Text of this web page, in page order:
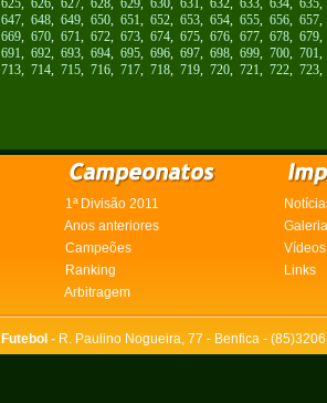
625, 626, 627, 628, 629, 630, 631, 632, 633, 634, 635
647, 648, 649, 650, 651, 652, 653, 654, 655, 656, 657
669, 670, 671, 672, 673, 674, 675, 676, 677, 678, 679
691, 692, 693, 694, 695, 696, 697, 698, 699, 700, 701
713, 714, 715, 716, 717, 718, 719, 720, 721, 722, 723
1ª Divisão 2011
Anos anteriores
Campeões
Vídeos
Ranking
Links
Arbitragem
- R. Paulino Nogueira, 77 - Benfica -